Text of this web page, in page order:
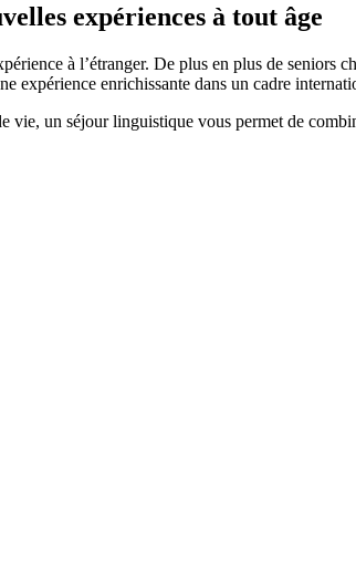
expériences à tout âge
à l’étranger. De plus en plus de
expérience enrichissante dans un cadre
un séjour linguistique vous permet de